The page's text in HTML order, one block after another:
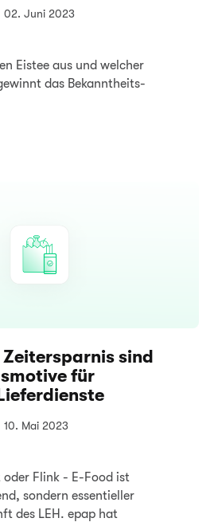
02. Juni 2023
Eistee aus und welcher
das Bekanntheits-
sind
für
10. Mai 2023
oder Flink - E-Food ist
sondern essentieller
des LEH. epap hat